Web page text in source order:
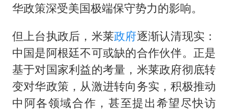
华政策深受美国极端保守势力的影响。
但上台执政后，米莱政府逐渐认清现实：
中国是阿根廷不可或缺的合作伙伴。正是
基于对国家利益的考量，米莱政府彻底转
变对华政策，从激进转向务实，积极推动
中阿各领域合作，甚至提出希望尽快访